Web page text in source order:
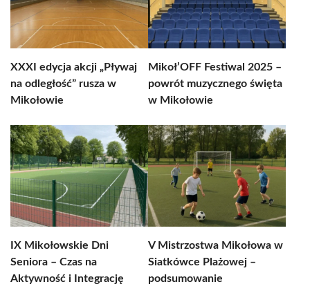
XXXI edycja akcji „Pływaj
na odległość” rusza w
Mikołowie
Mikoł’OFF Festiwal 2025 –
powrót muzycznego święta
w Mikołowie
IX Mikołowskie Dni
Seniora – Czas na
Aktywność i Integrację
V Mistrzostwa Mikołowa w
Siatkówce Plażowej –
podsumowanie